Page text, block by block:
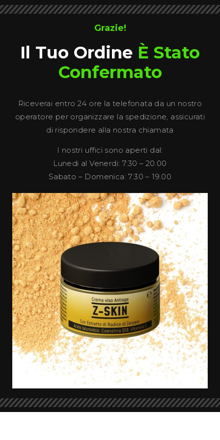
Grazie!
Il Tuo Ordine È Stato
Confermato
Riceverai entro 24 ore la telefonata da un nostro
operatore per organizzare la spedizione, assicurati
di rispondere alla nostra chiamata
I nostri uffici sono aperti dal:
Lunedi al Venerdi: 7:30 – 20.00
Sabato – Domenica: 7:30 – 19.00